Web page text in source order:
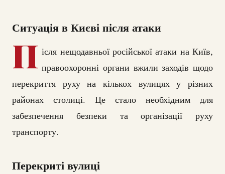
Ситуація в Києві після атаки
П ісля нещодавньої російської атаки на Київ,
правоохоронні органи вжили заходів щодо
перекриття руху на кількох вулицях у різних
районах столиці. Це стало необхідним для
забезпечення безпеки та організації руху
транспорту.
Перекриті вулиці